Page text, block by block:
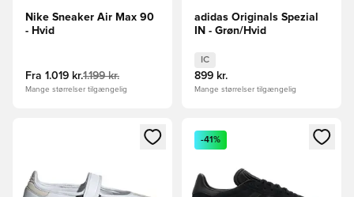
Nike Sneaker Air Max 90
- Hvid
Fra 1.019 kr.1.199 kr.
Mange størrelser tilgængelig
adidas Originals Spezial
IN - Grøn/Hvid
IC
899 kr.
Mange størrelser tilgængelig
Åbner en Modal til at logge ind eller tilmelde dig som
Åbner en Modal til at logge
-41%